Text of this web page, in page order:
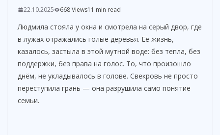
22.10.2025 668 Views11 min read
Людмила стояла у окна и смотрела на серый двор, где
в лужах отражались голые деревья. Её жизнь,
казалось, застыла в этой мутной воде: без тепла, без
поддержки, без права на голос. То, что произошло
днём, не укладывалось в голове. Свекровь не просто
переступила грань — она разрушила само понятие
семьи.